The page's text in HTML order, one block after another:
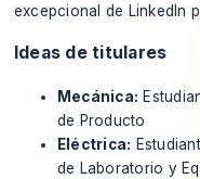
excepcional de LinkedIn
Ideas de titulares
Mecánica:
de Producto
Eléctrica:
de Laboratorio y